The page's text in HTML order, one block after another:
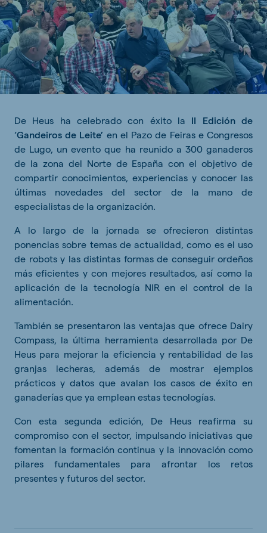
De Heus ha celebrado con éxito la II Edición de
‘Gandeiros de Leite’ en el Pazo de Feiras e Congresos
de Lugo, un evento que ha reunido a 300 ganaderos
de la zona del Norte de España con el objetivo de
compartir conocimientos, experiencias y conocer las
últimas novedades del sector de la mano de
especialistas de la organización.
A lo largo de la jornada se ofrecieron distintas
ponencias sobre temas de actualidad, como es el uso
de robots y las distintas formas de conseguir ordeños
más eficientes y con mejores resultados, así como la
aplicación de la tecnología NIR en el control de la
alimentación.
También se presentaron las ventajas que ofrece Dairy
Compass, la última herramienta desarrollada por De
Heus para mejorar la eficiencia y rentabilidad de las
granjas lecheras, además de mostrar ejemplos
prácticos y datos que avalan los casos de éxito en
ganaderías que ya emplean estas tecnologías.
Con esta segunda edición, De Heus reafirma su
compromiso con el sector, impulsando iniciativas que
fomentan la formación continua y la innovación como
pilares fundamentales para afrontar los retos
presentes y futuros del sector.